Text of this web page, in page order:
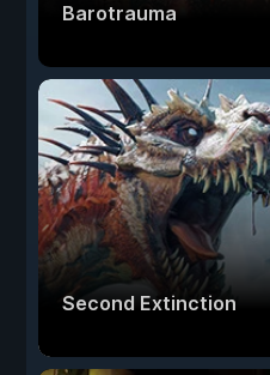
Barotrauma
Second Extinction